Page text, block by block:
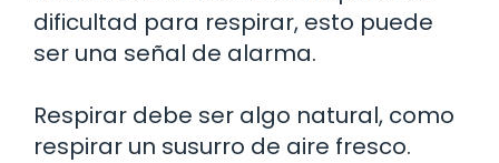
dificultad para respirar, esto puede
ser una señal de alarma.
Respirar debe ser algo natural, como
respirar un susurro de aire fresco.